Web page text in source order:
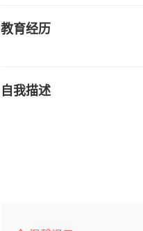
教育经历
自我描述